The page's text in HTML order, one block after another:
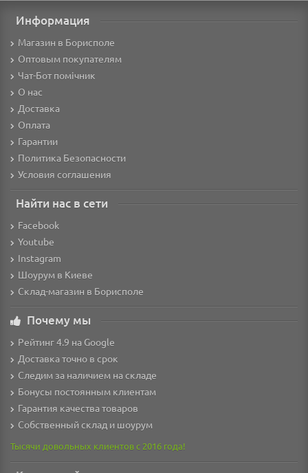
Информация
Магазин в Борисполе
Оптовым покупателям
Чат-Бот помічник
О нас
Доставка
Оплата
Гарантии
Политика Безопасности
Условия соглашения
Найти нас в сети
Facebook
Youtube
Instagram
Шоурум в Киеве
Склад-магазин в Борисполе
Почему мы
Рейтинг 4.9 на Google
Доставка точно в срок
Следим за наличием на складе
Бонусы постоянным клиентам
Гарантия качества товаров
Собственный склад и шоурум
Тысячи довольных клиентов с 2016 года!